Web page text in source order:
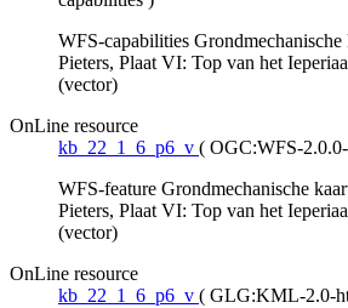
WFS-capabilities
Pieters, Plaat VI: Top van het
(vector)
OnLine resource
kb_22_1_6_p6_v ( OGC:WFS-
WFS-feature Grondmechanische
Pieters, Plaat VI: Top van het
(vector)
OnLine resource
kb_22_1_6_p6_v ( GLG:KML-2.0-